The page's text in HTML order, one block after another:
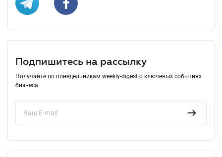
Подпишитесь на рассылку
Получайте по понедельникам weekly-digest о ключевых событиях
бизнеса